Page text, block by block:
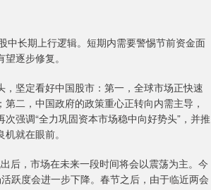
长期上行逻辑。短期内需要警惕节前资金面
逐步修复。
坚定看好中国股市：第一，全球市场正快速
二，中国政府的政策重心正转向内需主导，
强调“全力巩固资本市场稳中向好势头”，并推
就在眼前。
，市场在未来一段时间将会以震荡为主。今
跃度会进一步下降。春节之后，由于临近两会